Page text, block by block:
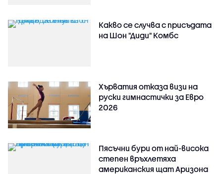
Какво се случва с присъдата
на Шон "Диди" Комбс
Хърватия отказа визи на
руски гимнастички за Евро
2026
Пясъчни бури от най-висока
степен връхлетяха
американския щат Аризона